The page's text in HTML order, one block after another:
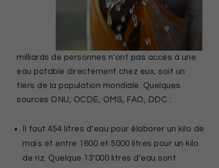
milliards de personnes n’ont pas accès à une
eau potable directement chez eux, soit un
tiers de la population mondiale. Quelques
sources ONU, OCDE, OMS, FAO, DDC :
Il faut 454 litres d’eau pour élaborer un kilo de
maïs et entre 1600 et 5000 litres pour un kilo
de riz. Quelque 13’000 litres d’eau sont